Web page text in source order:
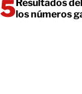
Resultados
los números